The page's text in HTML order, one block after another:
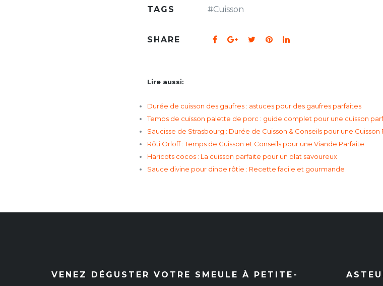
TAGS #Cuisson
SHARE
Lire aussi:
Durée de cuisson des gaufres : astuces pour des gaufres parfaites
Temps de cuisson palette de porc : guide complet pour une cuisson
Saucisse de Strasbourg : Durée de Cuisson & Conseils pour une Cuisson
Rôti Orloff : Temps de Cuisson et Conseils pour une Viande Parfaite
Haricots cocos : La cuisson parfaite pour un plat savoureux
Sauce divine pour dinde rôtie : Recette facile et gourmande
VENEZ DÉGUSTER VOTRE SMEULE À PETITE-